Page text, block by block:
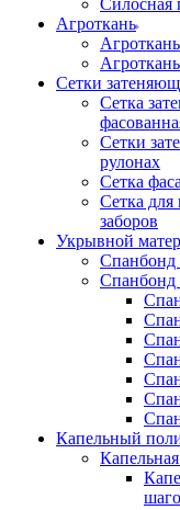
Силосная
Агроткань
Сетки
Сетка
Сетки
рулонах
Сетка
Сетка для
заборов
Укрывной
Спанбонд
Капельный